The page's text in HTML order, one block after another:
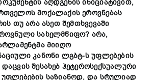
აღდგენის ინიციატივით,
მოქალაქის ეროვნებას
თუ არა ასეთ შემთხვევაში
სახელმწიფო? არა,
მიიღო
კანონი ლგბტ-ს უფლებების
შესახებ ჰეტეროსექსუალური
საზიანოდ, და სრულიად